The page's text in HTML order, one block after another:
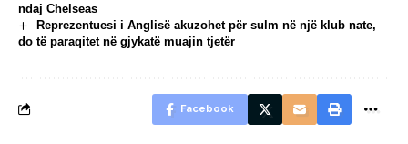
ndaj Chelseas
Reprezentuesi i Anglisë akuzohet për sulm në një klub nate,
do të paraqitet në gjykatë muajin tjetër
Facebook